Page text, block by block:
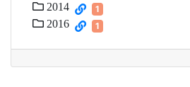
2014 1
2016 1